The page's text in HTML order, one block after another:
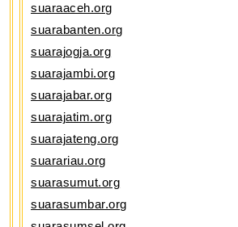
suaraaceh.org
suarabanten.org
suarajogja.org
suarajambi.org
suarajabar.org
suarajatim.org
suarajateng.org
suarariau.org
suarasumut.org
suarasumbar.org